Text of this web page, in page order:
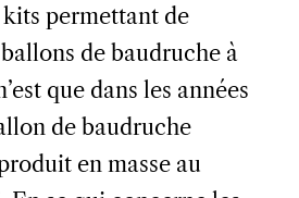
permettant de
de baudruche à
que dans les années
de baudruche
en masse au